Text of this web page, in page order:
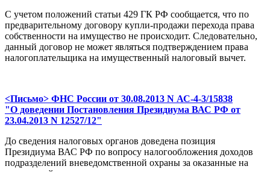
С учетом положений статьи 429 ГК РФ сообщается, что по
предварительному договору купли-продажи перехода права
собственности на имущество не происходит. Следовательно,
данный договор не может являться подтверждением права
налогоплательщика на имущественный налоговый вычет.
<Письмо> ФНС России от 30.08.2013 N АС-4-3/15838
"О доведении Постановления Президиума ВАС РФ от
23.04.2013 N 12527/12"
До сведения налоговых органов доведена позиция
Президиума ВАС РФ по вопросу налогообложения доходов
подразделений вневедомственной охраны за оказанные на